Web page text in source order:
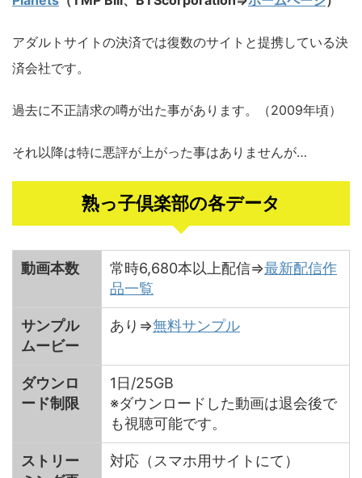
アダルトサイトの決済では復数のサイトと提携している決
済会社です。
過去に不正請求の噂が出た事があります。（2009年頃）
それ以降は特に悪評が上がった事はありませんが…
熟っ子倶楽部の各データ
動画本数 常時6,680本以上配信⇒最新配信作
品一覧
サンプル
ムービー
あり⇒無料サンプル
ダウンロ
ード制限
1日/25GB
※ダウンロードした動画は退会後で
も視聴可能です。
ストリー
対応（スマホ用サイトにて）